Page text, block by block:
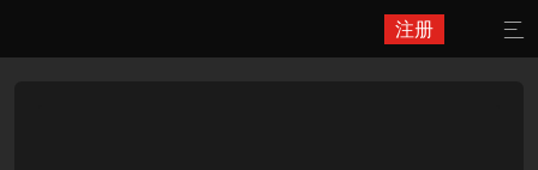
注册 